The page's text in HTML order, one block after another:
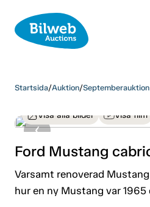
Startsida/Auktion/Septemberauktion
Visa alla bilder Visa film
Ford Mustang
Varsamt renoverad
hur en ny Mustang var